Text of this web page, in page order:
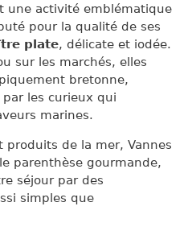
une activité emblématique
pour la qualité de ses
plate, délicate et iodée.
sur les marchés, elles
bretonne,
les curieux qui
marines.
produits de la mer, Vannes
parenthèse gourmande,
séjour par des
simples que